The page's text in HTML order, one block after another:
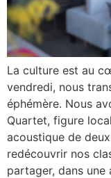
La culture est au
vendredi, nous
éphémère. Nous
Quartet, figure
acoustique de
redécouvrir nos
partager, dans